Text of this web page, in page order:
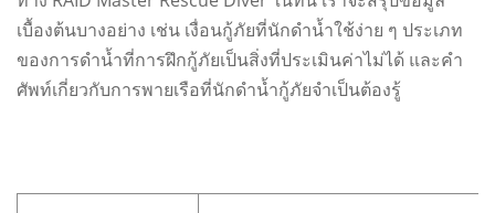
เบื้องต้นบางอย่าง เช่น เงื่อนกู้ภัยที่นักดำน้ำใช้ง่าย ๆ ประเภท
ของการดำน้ำที่การฝึกกู้ภัยเป็นสิ่งที่ประเมินค่าไม่ได้ และคำ
ศัพท์เกี่ยวกับการพายเรือที่นักดำน้ำกู้ภัยจำเป็นต้องรู้